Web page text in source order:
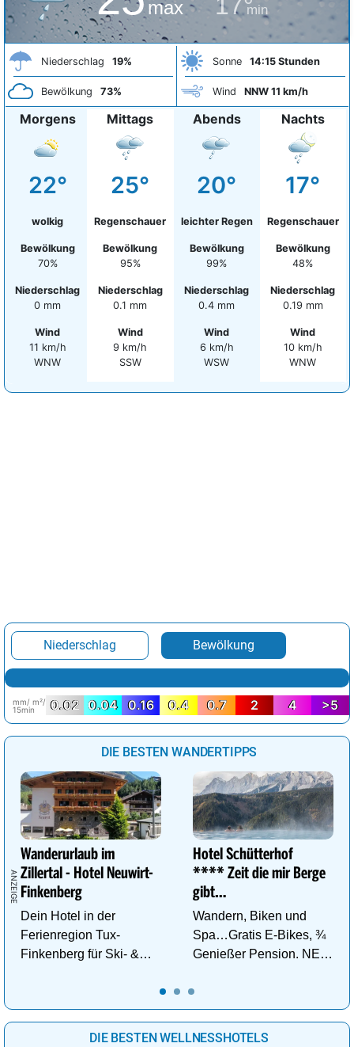
max min
Niederschlag 19%
Bewölkung 73%
Sonne 14:15 Stunden
Wind NNW 11 km/h
Morgens
22°
wolkig
Bewölkung
70%
Niederschlag
0 mm
Wind
11 km/h
WNW
Mittags
25°
Regenschauer
Bewölkung
95%
Niederschlag
0.1 mm
Wind
9 km/h
SSW
Abends
20°
leichter Regen
Bewölkung
99%
Niederschlag
0.4 mm
Wind
6 km/h
WSW
Nachts
17°
Regenschauer
Bewölkung
48%
Niederschlag
0.19 mm
Wind
10 km/h
WNW
Niederschlag Bewölkung
mm/ m²/
15min
0.02 0.04 0.16 0.4 0.7 2 4 >5
DIE BESTEN WANDERTIPPS
Wanderurlaub im
Zillertal - Hotel Neuwirt-
Finkenberg
Dein Hotel in der
Ferienregion Tux-
Finkenberg für Ski- &
Hotel Schütterhof
**** Zeit die mir Berge
gibt…
Wandern, Biken und
Spa…Gratis E-Bikes, ¾
Genießer Pension. NEU:
buchbar!
DIE BESTEN WELLNESSHOTELS